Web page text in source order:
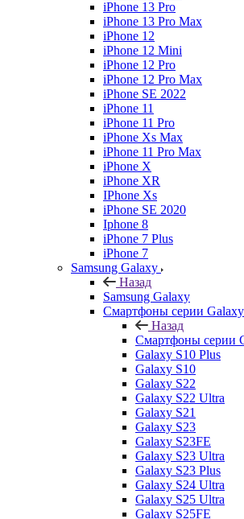
iPhone 13 Pro
iPhone 13 Pro Max
iPhone 12
iPhone 12 Mini
iPhone 12 Pro
iPhone 12 Pro Max
iPhone SE 2022
iPhone 11
iPhone 11 Pro
iPhone Xs Max
iPhone 11 Pro Max
iPhone X
iPhone XR
IPhone Xs
iPhone SE 2020
Iphone 8
iPhone 7 Plus
iPhone 7
Samsung Galaxy
Назад
Samsung Galaxy
Смартфоны серии
Назад
Смартфоны серии
Galaxy S10 Plus
Galaxy S10
Galaxy S22
Galaxy S22 Ultra
Galaxy S21
Galaxy S23
Galaxy S23FE
Galaxy S23 Ultra
Galaxy S23 Plus
Galaxy S24 Ultra
Galaxy S25 Ultra
Galaxy S25FE